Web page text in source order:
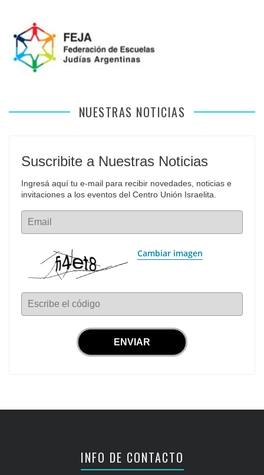
NUESTRAS NOTICIAS
Suscribite a Nuestras Noticias
Ingresá aquí tu e-mail para recibir novedades, noticias e
invitaciones a los eventos del Centro Unión Israelita.
Email
Cambiar imagen
Escribe el código
INFO DE CONTACTO